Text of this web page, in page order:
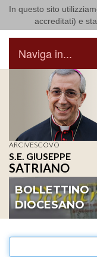
In questo sito
accreditati) e
Naviga in...
ARCIVESCOVO
S.E. GIUSEPPE
SATRIANO
8/17/2026
Conferenza
Pugliese
BOLLETTINO
DIOCESANO